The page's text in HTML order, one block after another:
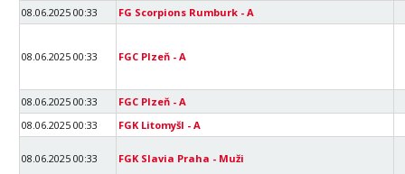
08.06.2025 00:33 FG Scorpions Rumburk - A
08.06.2025 00:33 FGC Plzeň - A
08.06.2025 00:33
FGC Plzeň - A
08.06.2025 00:33
FGK Litomyšl - A
08.06.2025 00:33 FGK Slavia Praha - Muži